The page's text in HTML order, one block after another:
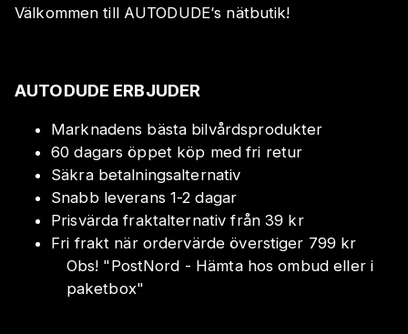
Välkommen till AUTODUDE‘s nätbutik!
AUTODUDE ERBJUDER
Marknadens bästa bilvårdsprodukter
60 dagars öppet köp med fri retur
Säkra betalningsalternativ
Snabb leverans 1-2 dagar
Prisvärda fraktalternativ från 39 kr
Fri frakt när ordervärde överstiger 799 kr
Obs! "PostNord - Hämta hos ombud eller i
paketbox"